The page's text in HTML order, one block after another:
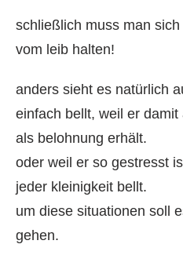
schließlich muss man sich
vom leib halten!
anders sieht es natürlich
einfach bellt, weil er
als belohnung erhält.
oder weil er so gestresst
jeder kleinigkeit bellt.
um diese situationen soll
gehen.